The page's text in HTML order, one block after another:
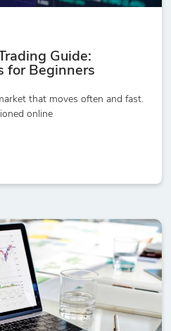
Guide:
for Beginners
that moves often and fast.
online